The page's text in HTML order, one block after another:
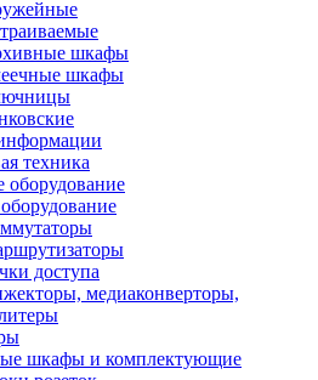
шкафы
шкафы
техника
доступа
медиаконверторы,
шкафы и комплектующие